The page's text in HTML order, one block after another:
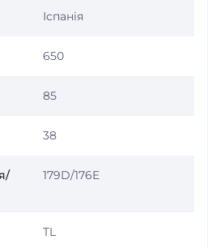
Іспанія
650
85
38
179D/176E
TL